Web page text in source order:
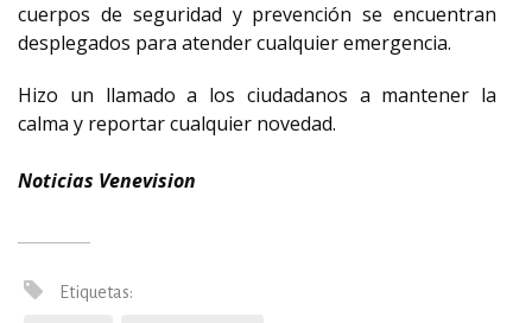
cuerpos de seguridad y prevención se encuentran
desplegados para atender cualquier emergencia.
Hizo un llamado a los ciudadanos a mantener la
calma y reportar cualquier novedad.
Noticias Venevision
Etiquetas: